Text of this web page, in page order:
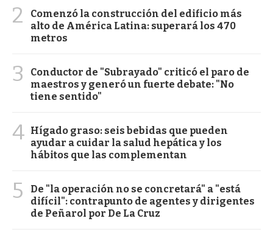
2
Comenzó la construcción del edificio más
alto de América Latina: superará los 470
metros
3
Conductor de "Subrayado" criticó el paro de
maestros y generó un fuerte debate: "No
tiene sentido"
4 Hígado graso: seis bebidas que pueden
ayudar a cuidar la salud hepática y los
hábitos que las complementan
5
De "la operación no se concretará" a "está
difícil": contrapunto de agentes y dirigentes
de Peñarol por De La Cruz